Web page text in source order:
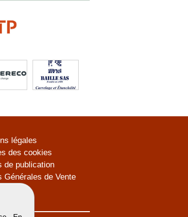
légales
des cookies
de publication
Générales de Vente